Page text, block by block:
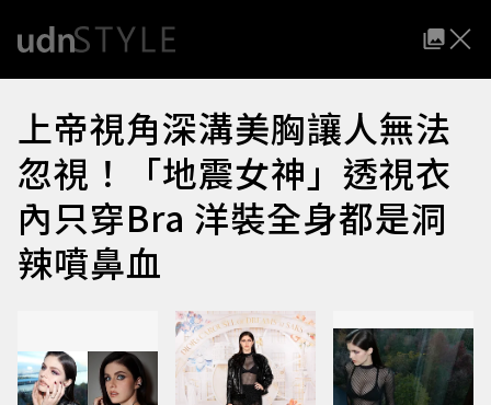
上帝視角深溝美胸讓人無法
忽視！「地震女神」透視衣
內只穿Bra 洋裝全身都是洞
辣噴鼻血